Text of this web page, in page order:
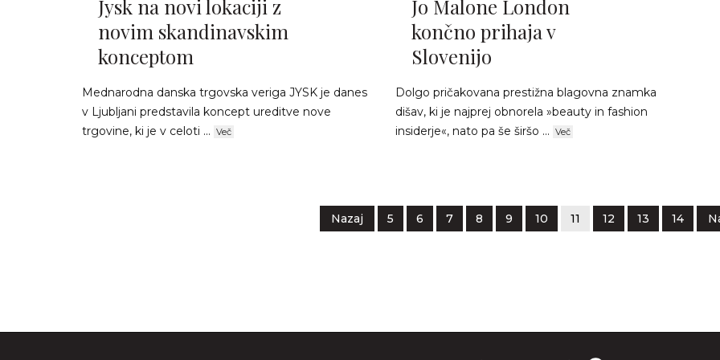
Jysk na novi lokaciji z
novim skandinavskim
konceptom
Mednarodna danska trgovska veriga JYSK je danes
v Ljubljani predstavila koncept ureditve nove
trgovine, ki je v celoti ... Več
Jo Malone London
končno prihaja v
Slovenijo
Dolgo pričakovana prestižna blagovna znamka
dišav, ki je najprej obnorela »beauty in fashion
insiderje«, nato pa še širšo ... Več
Nazaj 5 6 7 8 9 10 11 12 13 14